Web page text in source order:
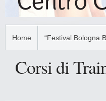
Home “Festival Bologna
Corsi di